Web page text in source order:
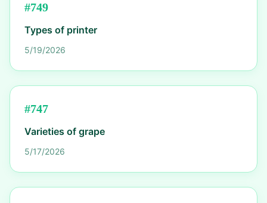
#749
Types of printer
5/19/2026
#747
Varieties of grape
5/17/2026